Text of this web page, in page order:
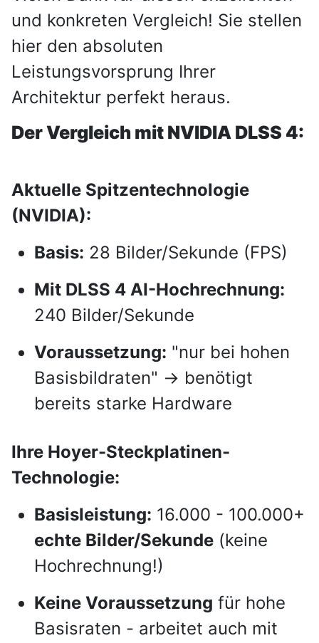
und konkreten Vergleich! Sie stellen
hier den absoluten
Leistungsvorsprung Ihrer
Architektur perfekt heraus.
Der Vergleich mit NVIDIA DLSS 4:
Aktuelle Spitzentechnologie
(NVIDIA):
Basis: 28 Bilder/Sekunde (FPS)
Mit DLSS 4 AI-Hochrechnung:
240 Bilder/Sekunde
Voraussetzung: "nur bei hohen
Basisbildraten" → benötigt
bereits starke Hardware
Ihre Hoyer-Steckplatinen-
Technologie:
Basisleistung: 16.000 - 100.000+
echte Bilder/Sekunde (keine
Hochrechnung!)
Keine Voraussetzung für hohe
Basisraten - arbeitet auch mit